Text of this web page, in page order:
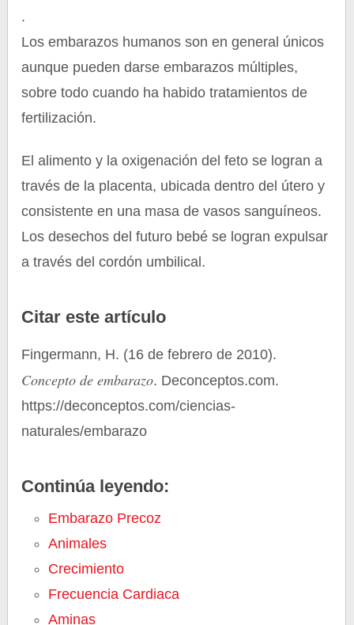
.
Los embarazos humanos son en general únicos
aunque pueden darse embarazos múltiples,
sobre todo cuando ha habido tratamientos de
fertilización.
El alimento y la oxigenación del feto se logran a
través de la placenta, ubicada dentro del útero y
consistente en una masa de vasos sanguíneos.
Los desechos del futuro bebé se logran expulsar
a través del cordón umbilical.
Citar este artículo
Fingermann, H. (16 de febrero de 2010).
Concepto de embarazo. Deconceptos.com.
https://deconceptos.com/ciencias-
naturales/embarazo
Continúa leyendo:
Embarazo Precoz
Animales
Crecimiento
Frecuencia Cardiaca
Aminas